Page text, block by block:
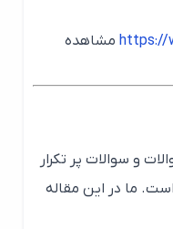
مشاهده
پر تکرار
ما در این مقاله